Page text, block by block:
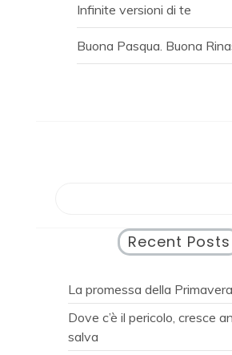
Infinite versioni di te
Buona Pasqua. Buona
Recent Posts
La promessa della
Dove c’è il pericolo, cresce
salva